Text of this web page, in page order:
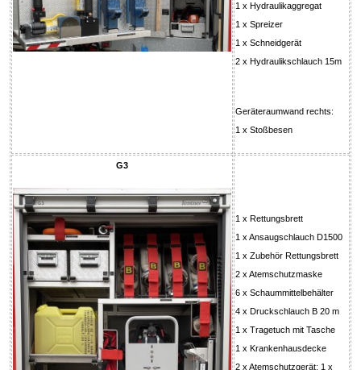
1 x Hydraulikaggregat
1 x Spreizer
1 x Schneidgerät
2 x Hydraulikschlauch 15m
Geräteraumwand rechts:
1 x Stoßbesen
G3
1 x Rettungsbrett
1 x Ansaugschlauch D1500
1 x Zubehör Rettungsbrett
2 x Atemschutzmaske
6 x Schaummittelbehälter
4 x Druckschlauch B 20 m
1 x Tragetuch mit Tasche
1 x Krankenhausdecke
2 x Atemschutzgerät; 1 x